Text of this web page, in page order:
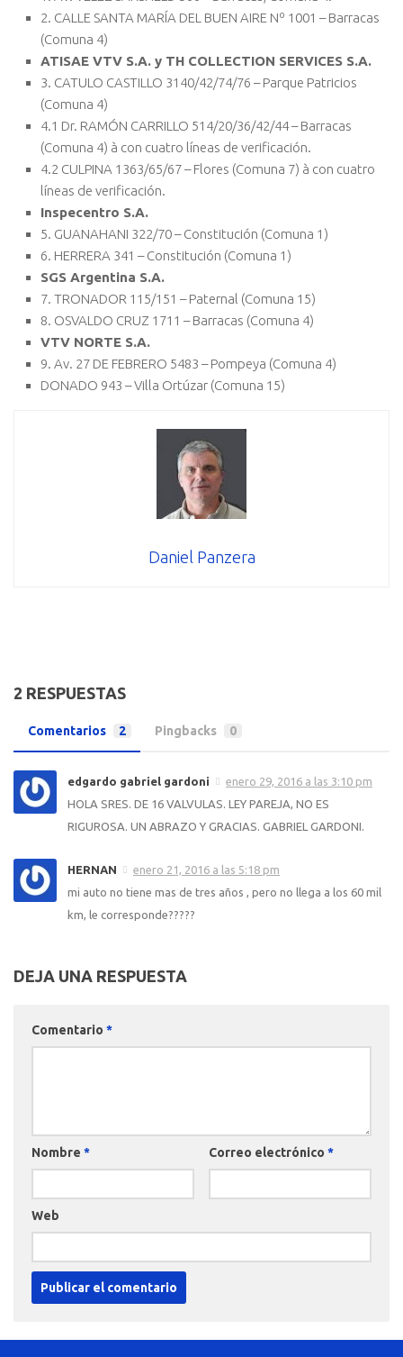
2. CALLE SANTA MARÍA DEL BUEN AIRE Nº 1001 – Barracas
(Comuna 4)
ATISAE VTV S.A. y TH COLLECTION SERVICES S.A.
3. CATULO CASTILLO 3140/42/74/76 – Parque Patricios
(Comuna 4)
4.1 Dr. RAMÓN CARRILLO 514/20/36/42/44 – Barracas
(Comuna 4) à con cuatro líneas de verificación.
4.2 CULPINA 1363/65/67 – Flores (Comuna 7) à con cuatro
líneas de verificación.
Inspecentro S.A.
5. GUANAHANI 322/70 – Constitución (Comuna 1)
6. HERRERA 341 – Constitución (Comuna 1)
SGS Argentina S.A.
7. TRONADOR 115/151 – Paternal (Comuna 15)
8. OSVALDO CRUZ 1711 – Barracas (Comuna 4)
VTV NORTE S.A.
9. Av. 27 DE FEBRERO 5483 – Pompeya (Comuna 4)
DONADO 943 – Villa Ortúzar (Comuna 15)
Daniel Panzera
2 RESPUESTAS
Comentarios 2 Pingbacks 0
edgardo gabriel gardoni
enero 29, 2016 a las 3:10 pm
HOLA SRES. DE 16 VALVULAS. LEY PAREJA, NO ES
RIGUROSA. UN ABRAZO Y GRACIAS. GABRIEL GARDONI.
HERNAN
enero 21, 2016 a las 5:18 pm
mi auto no tiene mas de tres años , pero no llega a los 60 mil
km, le corresponde?????
DEJA UNA RESPUESTA
Comentario *
Nombre * Correo electrónico *
Web